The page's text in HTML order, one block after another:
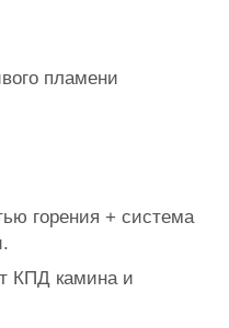
пламени
горения + система
КПД камина и